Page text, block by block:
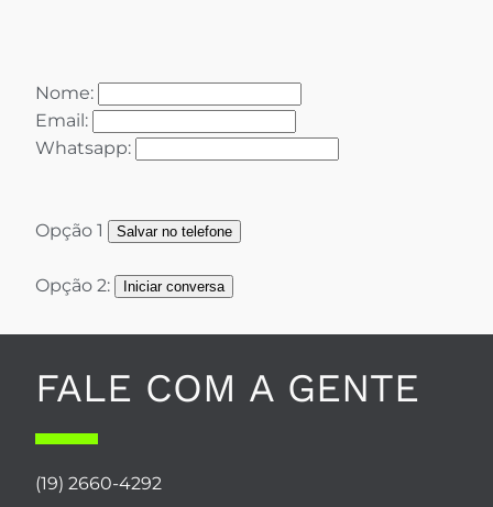
Nome:
Email:
Whatsapp:
Opção 1 Salvar no telefone
Opção 2: Iniciar conversa
FALE COM A GENTE
(19) 2660-4292